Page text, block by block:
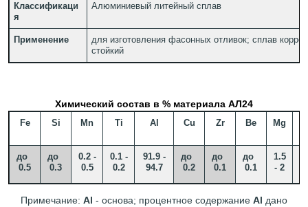
Классификаци
я
Алюминиевый литейный сплав
Применение
для изготовления фасонных отливок; сплав
стойкий
Химический состав в % материала АЛ24
Fe Si Mn Ti Al Cu Zr Be Mg
до
0.5
до
0.3
0.2 -
0.5
0.1 -
0.2
91.9 -
94.7
до
0.2
до
0.1
до
0.1
1.5
- 2
Примечание: Al - основа; процентное содержание Al дано